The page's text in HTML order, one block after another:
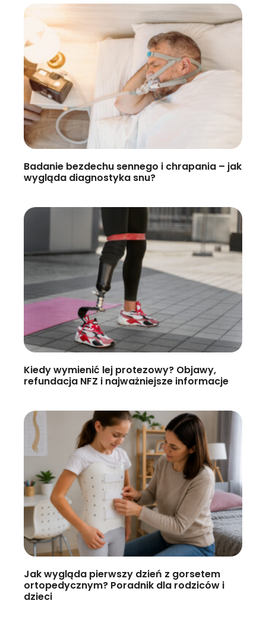
Badanie bezdechu sennego i chrapania – jak
wygląda diagnostyka snu?
Kiedy wymienić lej protezowy? Objawy,
refundacja NFZ i najważniejsze informacje
Jak wygląda pierwszy dzień z gorsetem
ortopedycznym? Poradnik dla rodziców i
dzieci